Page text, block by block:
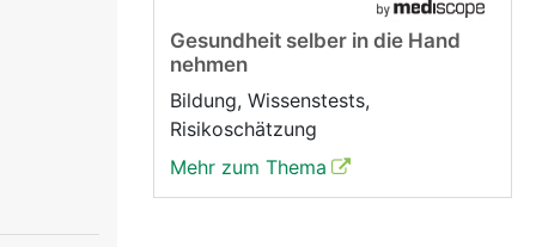
damit
Der 11.
Gesundheit selber in die Hand
nehmen
Bildung, Wissenstests,
Risikoschätzung
Mehr zum Thema